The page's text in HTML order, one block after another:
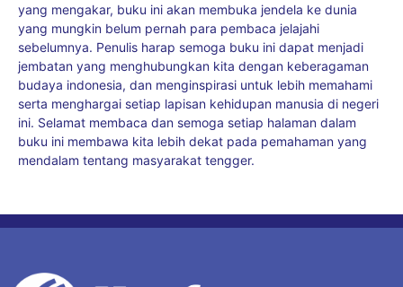
yang mengakar, buku ini akan membuka jendela ke dunia
yang mungkin belum pernah para pembaca jelajahi
sebelumnya. Penulis harap semoga buku ini dapat menjadi
jembatan yang menghubungkan kita dengan keberagaman
budaya indonesia, dan menginspirasi untuk lebih memahami
serta menghargai setiap lapisan kehidupan manusia di negeri
ini. Selamat membaca dan semoga setiap halaman dalam
buku ini membawa kita lebih dekat pada pemahaman yang
mendalam tentang masyarakat tengger.